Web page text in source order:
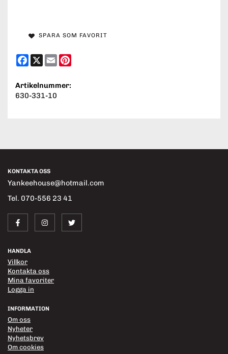
SPARA SOM FAVORIT
Facebook
X Email
Artikelnummer:
630-331-10
KONTAKTA OSS
Yankeehouse@hotmail.com
Tel. 070-556 23 41
HANDLA
Villkor
Kontakta oss
Mina favoriter
Logga in
INFORMATION
Om oss
Nyheter
Nyhetsbrev
Om cookies